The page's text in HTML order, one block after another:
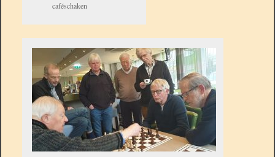
caféschaken